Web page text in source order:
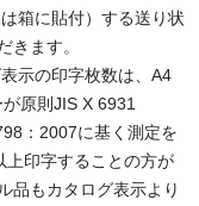
箱に貼付）する送り状
きます。
示の印字枚数は、A4
原則JIS X 6931
：2007に基く測定を
上印字することの方が
品もカタログ表示より